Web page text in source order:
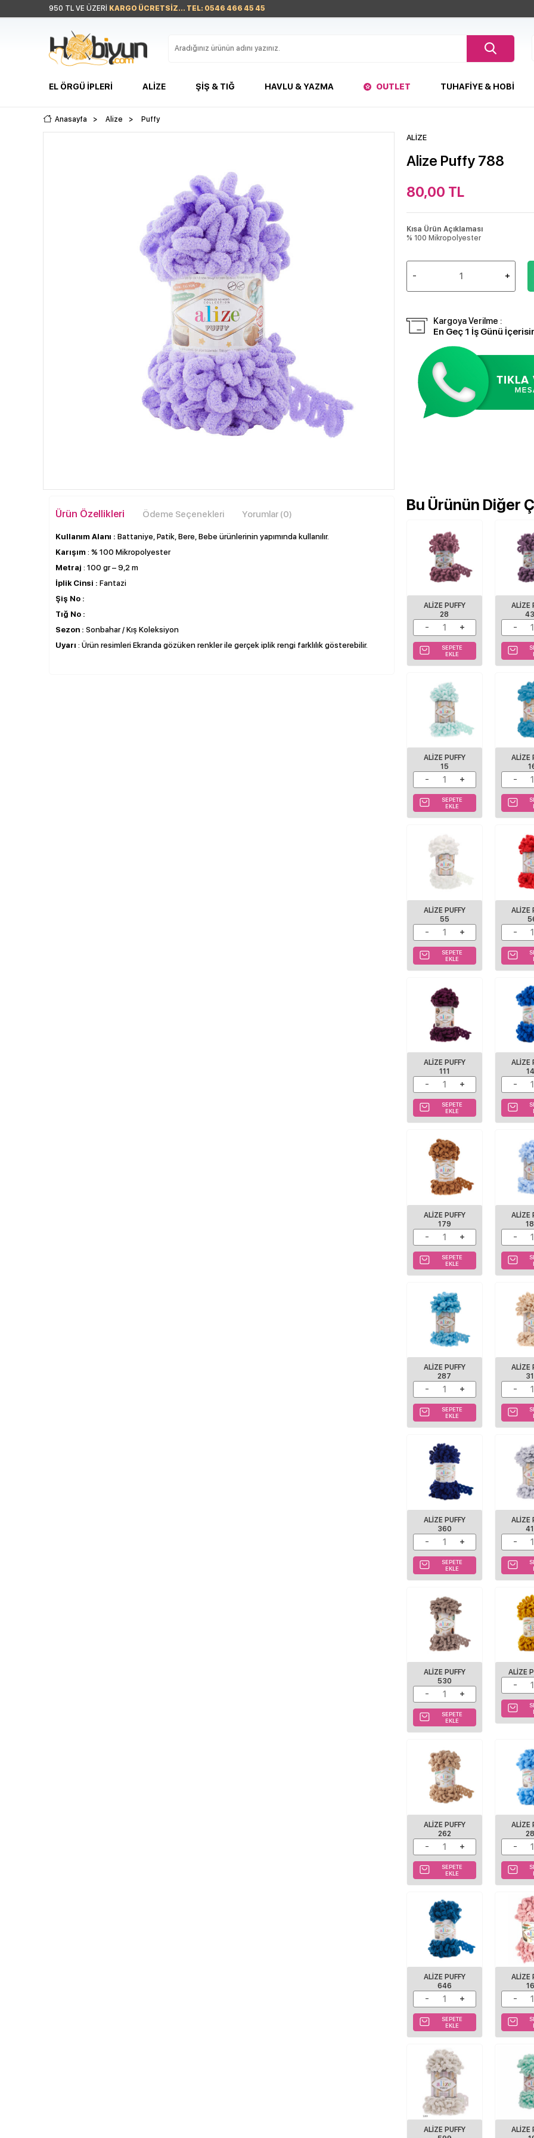
950 TL VE ÜZERİ KARGO ÜCRETSİZ... TEL: 0546 466 45 45
EL ÖRGÜ İPLERI ALIZE ŞIŞ & TIĞ HAVLU & YAZMA OUTLET TUHAFIYE & HOBI
Anasayfa > Alize > Puffy
ALİZE
Alize Puffy 788
80,00 TL
Kısa Ürün Açıklaması
% 100 Mikropolyester
Kargoya Verilme :
En Geç 1 İş Günü
Ürün Özellikleri Ödeme Seçenekleri Yorumlar (0)
Kullanım Alanı : Battaniye, Patik, Bere, Bebe ürünlerinin yapımında kullanılır.
Karışım : % 100 Mikropolyester
Metraj : 100 gr – 9,2 m
İplik Cinsi : Fantazi
Şiş No :
Tığ No :
Sezon : Sonbahar / Kış Koleksiyon
Uyarı : Ürün resimleri Ekranda gözüken renkler ile gerçek iplik rengi farklılık gösterebilir.
Bu Ürünün Diğer
ALIZE PUFFY
28
SEPETE
EKLE
ALIZE
ALIZE PUFFY
15
SEPETE
EKLE
ALIZE
ALIZE PUFFY
55
SEPETE
EKLE
ALIZE
ALIZE PUFFY
111
SEPETE
EKLE
ALIZE
ALIZE PUFFY
179
SEPETE
EKLE
ALIZE
ALIZE PUFFY
287
SEPETE
EKLE
ALIZE
ALIZE PUFFY
360
SEPETE
EKLE
ALIZE
ALIZE PUFFY
530
SEPETE
EKLE
ALIZE
ALIZE PUFFY
262
SEPETE
EKLE
ALIZE
ALIZE PUFFY
646
SEPETE
EKLE
ALIZE
ALIZE PUFFY
ALIZE